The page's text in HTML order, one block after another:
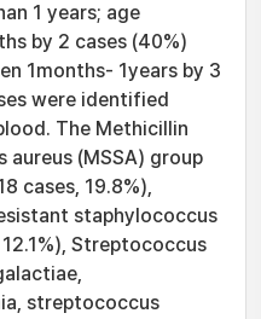
1 years; age
by 2 cases (40%)
1months- 1years by 3
were identified
The Methicillin
(MSSA) group
cases, 19.8%),
staphylococcus
12.1%), Streptococcus
streptococcus